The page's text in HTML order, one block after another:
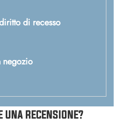
di recesso
negozio
UNA RECENSIONE?